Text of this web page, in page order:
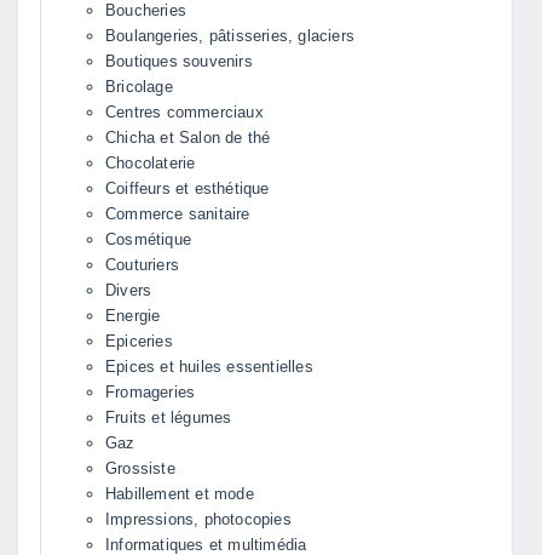
Boucheries
Boulangeries, pâtisseries, glaciers
Boutiques souvenirs
Bricolage
Centres commerciaux
Chicha et Salon de thé
Chocolaterie
Coiffeurs et esthétique
Commerce sanitaire
Cosmétique
Couturiers
Divers
Energie
Epiceries
Epices et huiles essentielles
Fromageries
Fruits et légumes
Gaz
Grossiste
Habillement et mode
Impressions, photocopies
Informatiques et multimédia